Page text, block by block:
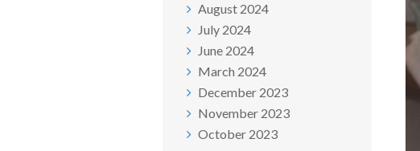
August 2024
July 2024
June 2024
March 2024
December 2023
November 2023
October 2023